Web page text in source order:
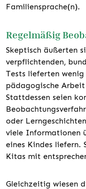
Familiensprache(n).
Regelmäßig
Skeptisch äußerten
verpflichtenden,
Tests lieferten
pädagogische
Stattdessen seien
oder
viele Informationen
eines Kindes liefern.
Kitas mit
Gleichzeitig wiesen